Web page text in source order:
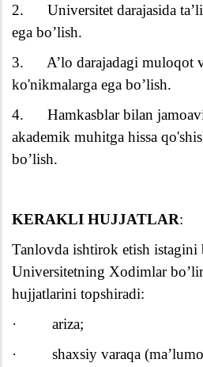
2.
Universitet darajasida
ega bo’lish.
3.
A’lo darajadagi muloqot
ko'nikmalarga ega bo’lish.
4.
Hamkasblar bilan
akademik muhitga hissa
bo’lish.
KERAKLI HUJJATLAR:
Tanlovda ishtirok etish
Universitetning Xodimlar
hujjatlarini topshiradi:
·
ariza;
·
shaxsiy varaqa